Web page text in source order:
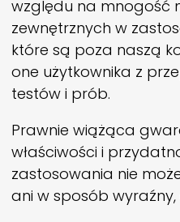
względu na mnogość
zewnętrznych w
które są poza naszą
one użytkownika z
testów i prób.
Prawnie wiążąca
właściwości i
zastosowania nie
ani w sposób